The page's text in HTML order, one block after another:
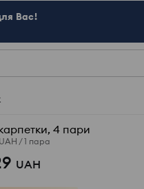
Вас!
4 пари
/1 пара
UAH